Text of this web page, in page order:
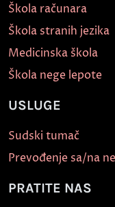
Škola računara
Škola stranih jezika
Medicinska škola
Škola nege lepote
USLUGE
Sudski tumač
Prevođenje sa/na
PRATITE NAS